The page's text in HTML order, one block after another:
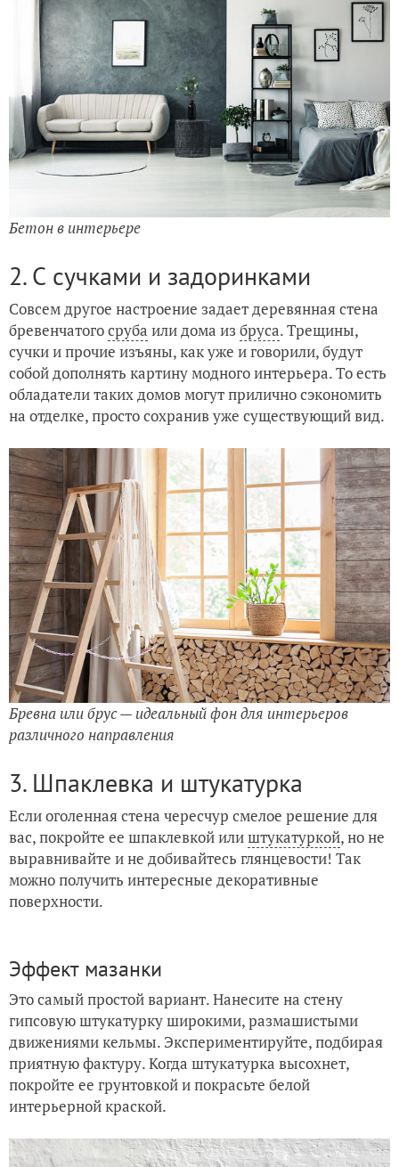
Бетон в интерьере
2. С сучками и задоринками
Совсем другое настроение задает деревянная стена
бревенчатогосруба или дома из бруса. Трещины,
сучки и прочие изъяны, как уже и говорили, будут
собой дополнять картину модного интерьера. То есть
обладатели таких домов могут прилично сэкономить
на отделке, просто сохранив уже существующий вид.
Бревна или брус — идеальный фон для интерьеров
различного направления
3. Шпаклевка и штукатурка
Если оголенная стена чересчур смелое решение для
вас, покройте ее шпаклевкой илиштукатуркой, но не
выравнивайте и не добивайтесь глянцевости! Так
можно получить интересные декоративные
поверхности.
Эффект мазанки
Это самый простой вариант. Нанесите на стену
гипсовую штукатурку широкими, размашистыми
движениями кельмы. Экспериментируйте, подбирая
приятную фактуру. Когда штукатурка высохнет,
покройте ее грунтовкой и покрасьте белой
интерьерной краской.